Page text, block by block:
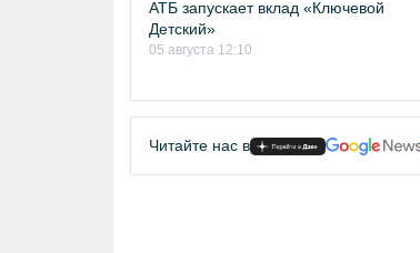
АТБ запускает вклад «Ключевой
Детский»
05 августа 12:10
Читайте нас в